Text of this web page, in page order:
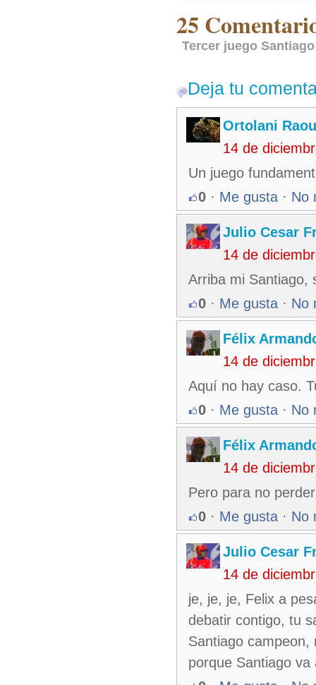
25
Tercer juego
Deja tu
Ortolani
14 de
Un juego
0 · Me gusta · No
Julio Cesar
14 de
Arriba mi Santiago,
0 · Me gusta · No
Félix
14 de
Aquí no hay caso.
0 · Me gusta · No
Félix
14 de
Pero para no
0 · Me gusta · No
Julio Cesar
14 de
je, je, je, Felix a
debatir contigo, tu
Santiago campeon,
porque Santiago